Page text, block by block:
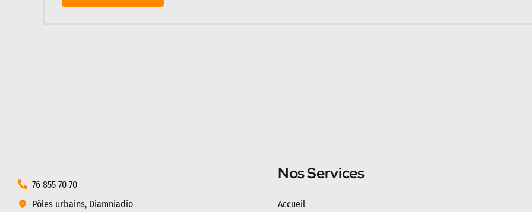
76 855 70 70
Pôles urbains, Diamniadio
Nos Services
Accueil